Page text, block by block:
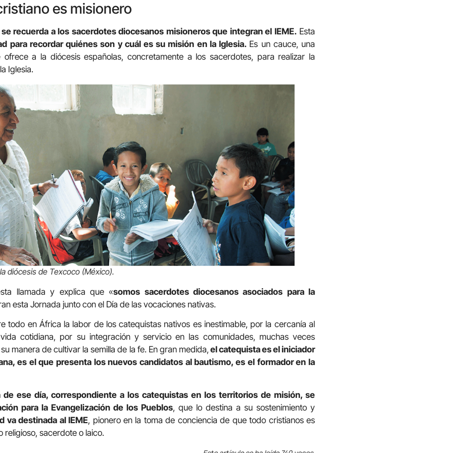
es misionero
recuerda a los sacerdotes diocesanos misioneros que integran el IEME. Esta
para recordar quiénes son y cuál es su misión en la Iglesia. Es un cauce, una
a la diócesis españolas, concretamente a los sacerdotes, para realizar la
Iglesia.
diócesis de Texcoco (México).
llamada y explica que «somos sacerdotes diocesanos asociados para la
esta Jornada junto con el Día de las vocaciones nativas.
todo en África la labor de los catequistas nativos es inestimable, por la cercanía al
cotidiana, por su integración y servicio en las comunidades, muchas veces
manera de cultivar la semilla de la fe. En gran medida, el catequista es el iniciador
es el que presenta los nuevos candidatos al bautismo, es el formador en la
ese día, correspondiente a los catequistas en los territorios de misión, se
para la Evangelización de los Pueblos, que lo destina a su sostenimiento y
va destinada al IEME, pionero en la toma de conciencia de que todo cristianos es
religioso, sacerdote o laico.